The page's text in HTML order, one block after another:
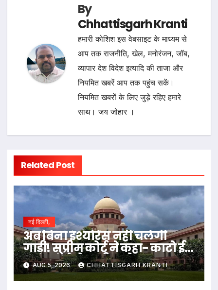
By
Chhattisgarh Kranti
हमारी कोशिश इस वेबसाइट के माध्यम से
आप तक राजनीति, खेल, मनोरंजन, जॉब,
व्यापार देश विदेश इत्यादि की ताजा और
नियमित खबरें आप तक पहुंच सकें।
नियमित खबरों के लिए जुड़े रहिए हमारे
साथ। जय जोहार ।
Related Post
नई दिल्ली,
अब बिना इंश्योरेंस नहीं चलेगी
गाड़ी! सुप्रीम कोर्ट ने कहा- काटो ई-
चालान, पेट्रोल भी न दो
AUG 5, 2026 CHHATTISGARH KRANTI